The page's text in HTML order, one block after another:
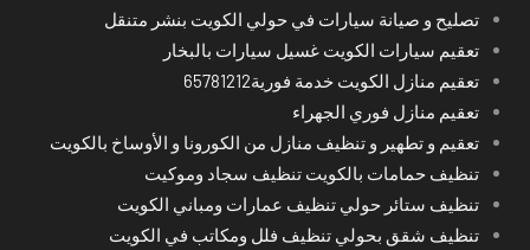
تصليح و صيانة سيارات في حولي الكويت بنشر متنقل
تعقيم سيارات الكويت غسيل سيارات بالبخار
تعقيم منازل الكويت خدمة فورية65781212
تعقيم منازل فوري الجهراء
تعقيم و تطهير و تنظيف منازل من الكورونا و الأوساخ بالكويت
تنظيف حمامات بالكويت تنظيف سجاد وموكيت
تنظيف ستائر حولي تنظيف عمارات ومباني الكويت
تنظيف شقق بحولي تنظيف فلل ومكاتب في الكويت